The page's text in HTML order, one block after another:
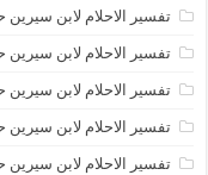
تفسير الاحلام لابن سيرين
تفسير الاحلام لابن
تفسير الاحلام لابن
تفسير الاحلام لابن
تفسير الاحلام لابن